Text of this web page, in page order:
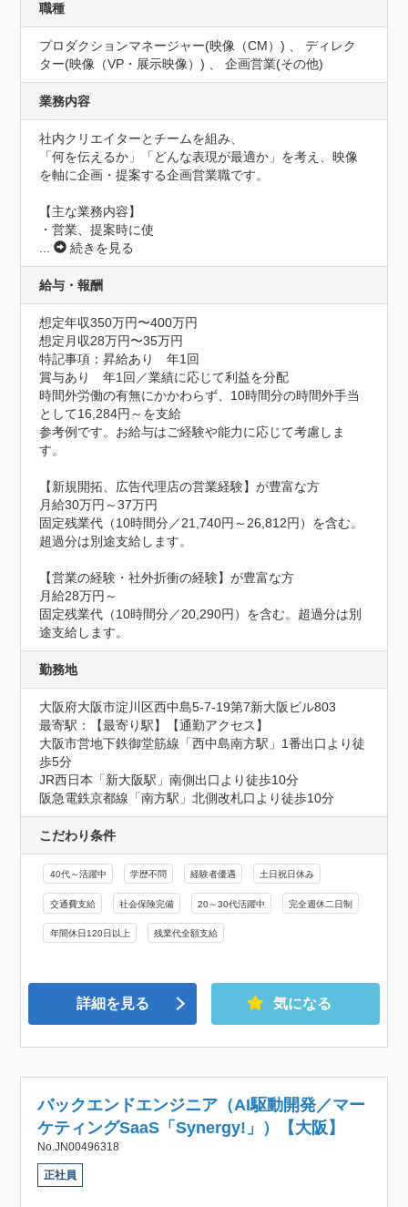
職種
プロダクションマネージャー(映像（CM）) 、 ディレク
ター(映像（VP・展示映像）) 、 企画営業(その他)
業務内容
社内クリエイターとチームを組み、
「何を伝えるか」「どんな表現が最適か」を考え、映像
を軸に企画・提案する企画営業職です。
【主な業務内容】
・営業、提案時に使
...
続きを見る
給与・報酬
想定年収350万円〜400万円
想定月収28万円〜35万円
特記事項：昇給あり　年1回
賞与あり　年1回／業績に応じて利益を分配
時間外労働の有無にかかわらず、10時間分の時間外手当
として16,284円～を支給
参考例です。お給与はご経験や能力に応じて考慮しま
す。
【新規開拓、広告代理店の営業経験】が豊富な方
月給30万円～37万円
固定残業代（10時間分／21,740円～26,812円）を含む。
超過分は別途支給します。
【営業の経験・社外折衝の経験】が豊富な方
月給28万円～
固定残業代（10時間分／20,290円）を含む。超過分は別
途支給します。
勤務地
大阪府大阪市淀川区西中島5-7-19第7新大阪ビル803
最寄駅：【最寄り駅】【通勤アクセス】
大阪市営地下鉄御堂筋線「西中島南方駅」1番出口より徒
歩5分
JR西日本「新大阪駅」南側出口より徒歩10分
阪急電鉄京都線「南方駅」北側改札口より徒歩10分
こだわり条件
40代～活躍中 学歴不問 経験者優遇 土日祝日休み
交通費支給 社会保険完備 20～30代活躍中 完全週休二日制
年間休日120日以上 残業代全額支給
詳細を見る 気になる
バックエンドエンジニア（AI駆動開発／マー
ケティングSaaS「Synergy!」）【大阪】
No.JN00496318
正社員